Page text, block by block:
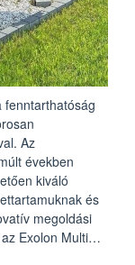
fenntarthatóság
Az
években
kiváló
és
megoldási
Exolon Multi…